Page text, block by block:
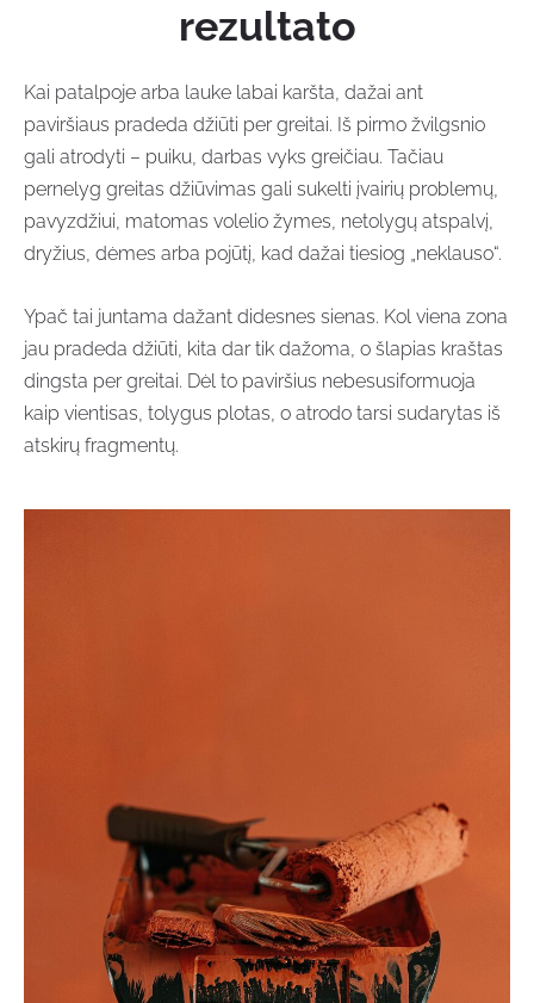
rezultato
Kai patalpoje arba lauke labai karšta, dažai ant
paviršiaus pradeda džiūti per greitai. Iš pirmo žvilgsnio
gali atrodyti – puiku, darbas vyks greičiau. Tačiau
pernelyg greitas džiūvimas gali sukelti įvairių problemų,
pavyzdžiui, matomas volelio žymes, netolygų atspalvį,
dryžius, dėmes arba pojūtį, kad dažai tiesiog „neklauso“.
Ypač tai juntama dažant didesnes sienas. Kol viena zona
jau pradeda džiūti, kita dar tik dažoma, o šlapias kraštas
dingsta per greitai. Dėl to paviršius nebesusiformuoja
kaip vientisas, tolygus plotas, o atrodo tarsi sudarytas iš
atskirų fragmentų.